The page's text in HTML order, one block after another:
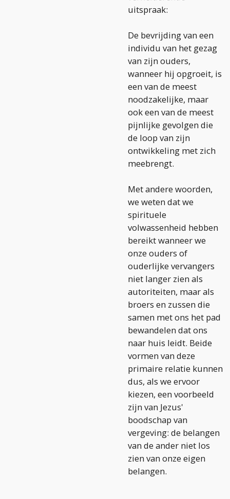
uitspraak:
De bevrijding van een
individu van het gezag
van zijn ouders,
wanneer hij opgroeit, is
een van de meest
noodzakelijke, maar
ook een van de meest
pijnlijke gevolgen die
de loop van zijn
ontwikkeling met zich
meebrengt.
Met andere woorden,
we weten dat we
spirituele
volwassenheid hebben
bereikt wanneer we
onze ouders of
ouderlijke vervangers
niet langer zien als
autoriteiten, maar als
broers en zussen die
samen met ons het pad
bewandelen dat ons
naar huis leidt. Beide
vormen van deze
primaire relatie kunnen
dus, als we ervoor
kiezen, een voorbeeld
zijn van Jezus'
boodschap van
vergeving: de belangen
van de ander niet los
zien van onze eigen
belangen.